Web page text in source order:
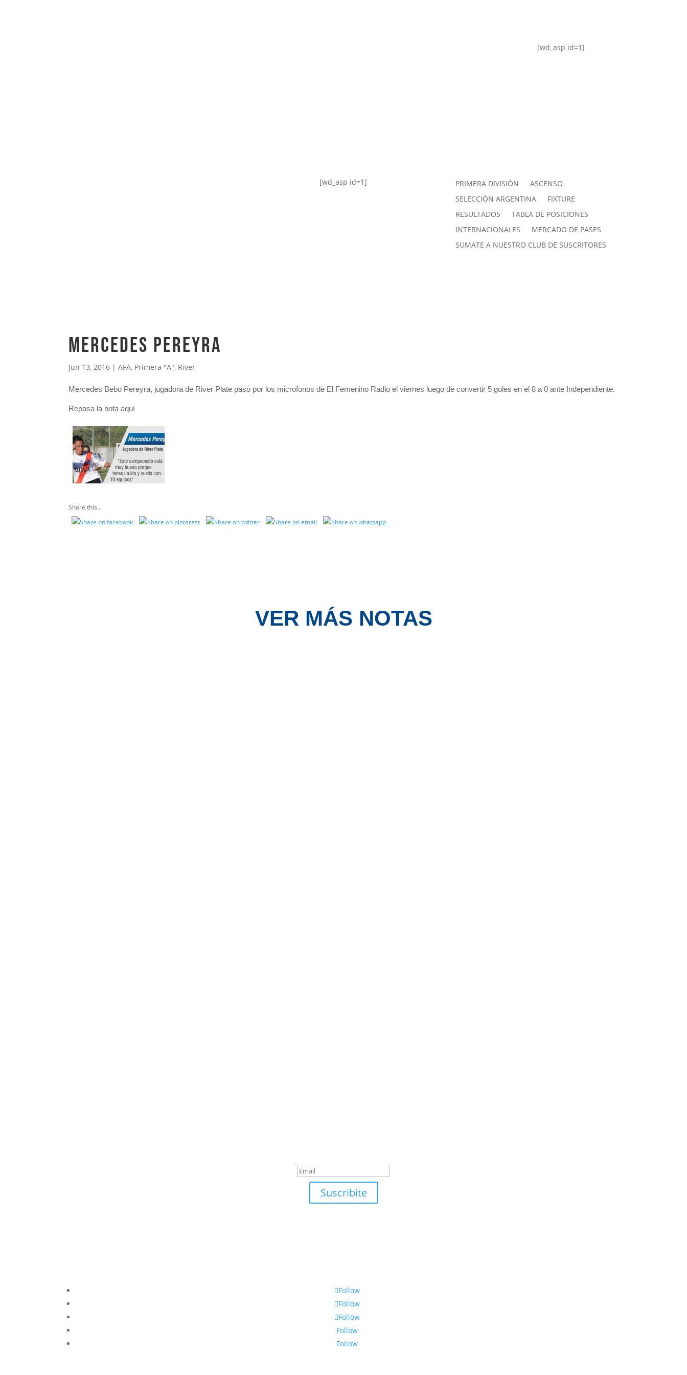
[wd_asp id=1]
[wd_asp id=1] PRIMERA DIVISIÓN
ASCENSO
SELECCIÓN ARGENTINA
FIXTURE
RESULTADOS
TABLA DE POSICIONES
INTERNACIONALES
MERCADO DE PASES
SUMATE A NUESTRO CLUB DE SUSCRITORES
Mercedes Pereyra
Jun 13, 2016 |AFA, Primera "A", River
Mercedes Bebo Pereyra, jugadora de River Plate paso por los microfonos de El Femenino Radio el viernes luego de convertir 5 goles en el 8 a 0 ante Independiente.
Repasa la nota aquí
Share this...
VER MÁS NOTAS
Suscribite
Follow
Follow
Follow
Follow
Follow